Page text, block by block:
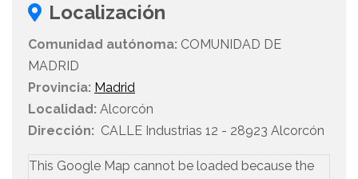
Localización
Comunidad autónoma: COMUNIDAD DE
MADRID
Provincia: Madrid
Localidad: Alcorcón
Dirección: CALLE Industrias 12 - 28923 Alcorcón
This Google Map cannot be loaded because the